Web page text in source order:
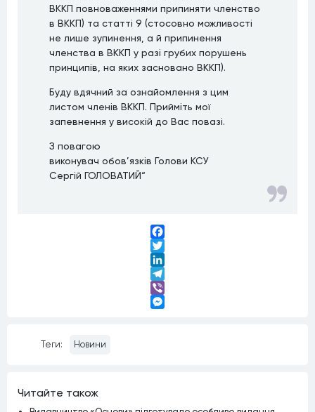
ВККП повноваженнями припиняти членство
в ВККП) та статті 9 (стосовно можливості
не лише зупинення, а й припинення
членства в ВККП у разі грубих порушень
принципів, на яких засновано ВККП).
Буду вдячний за ознайомлення з цим
листом членів ВККП. Прийміть мої
запевнення у високій до Вас повазі.
З повагою
виконувач обов’язків Голови КСУ
Сергій ГОЛОВАТИЙ“
Facebook
Twitter
LinkedIn
Telegram
Viber
Теги: Новини
Читайте також